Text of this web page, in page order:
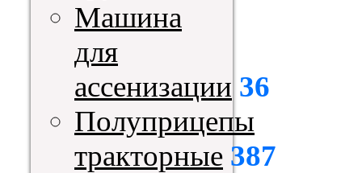
Машина
для
ассенизации 36
Полуприцепы
тракторные 387